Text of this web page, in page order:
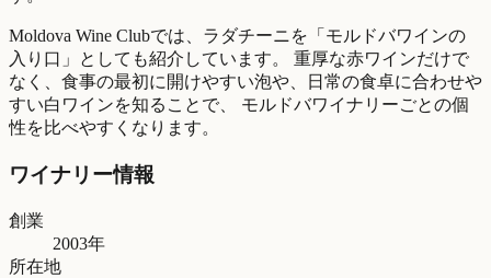
Moldova Wine Clubでは、ラダチーニを「モルドバワインの
入り口」としても紹介しています。 重厚な赤ワインだけで
なく、食事の最初に開けやすい泡や、日常の食卓に合わせや
すい白ワインを知ることで、 モルドバワイナリーごとの個
性を比べやすくなります。
ワイナリー情報
創業
2003年
所在地